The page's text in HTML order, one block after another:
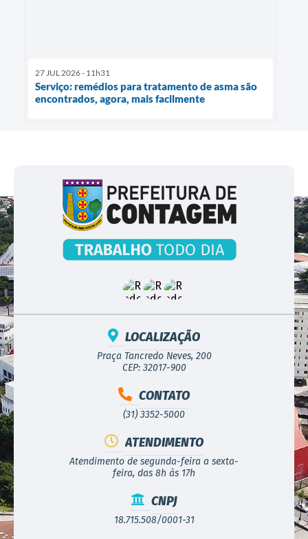
27 JUL 2026 - 11h31
Serviço: remédios para tratamento de asma são
encontrados, agora, mais facilmente
LOCALIZAÇÃO
Praça Tancredo Neves, 200
CEP: 32017-900
CONTATO
(31) 3352-5000
ATENDIMENTO
Atendimento de segunda-feira a sexta-
feira, das 8h às 17h
CNPJ
18.715.508/0001-31